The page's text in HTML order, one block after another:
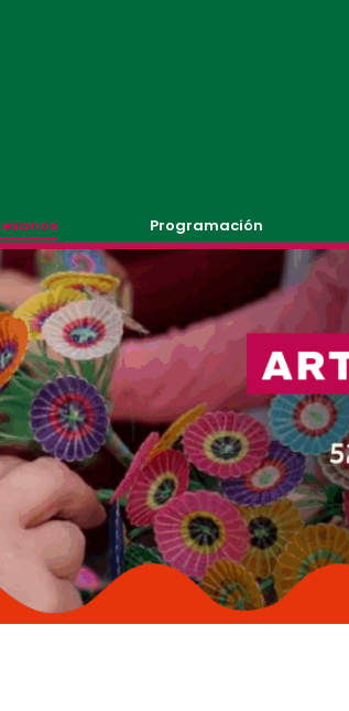
Programación